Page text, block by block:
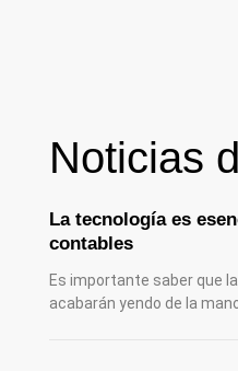
Noticias
La tecnología es
contables
Es importante saber que
acabarán yendo de la